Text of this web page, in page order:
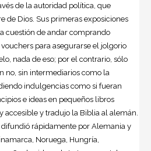
de la autoridad política, que
de Dios. Sus primeras exposiciones
cuestión de andar comprando
para asegurarse el jolgorio
nada de eso; por el contrario, sólo
no, sin intermediarios como la
indulgencias como si fueran
e ideas en pequeños libros
accesible y tradujo la Biblia al alemán.
difundió rápidamente por Alemania y
Noruega, Hungría,